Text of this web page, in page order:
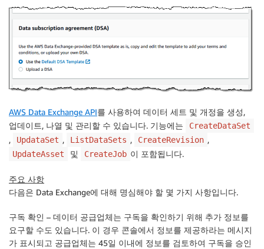
AWS Data Exchange API를 사용하여 데이터 세트 및 개정을 생성,
업데이트, 나열 및 관리할 수 있습니다. 기능에는
CreateDataSet
, UpdataSet , ListDataSets , CreateRevision ,
UpdateAsset 및 CreateJob 이 포함됩니다.
주요 사항
다음은 Data Exchange에 대해 명심해야 할 몇 가지 사항입니다.
구독 확인 – 데이터 공급업체는 구독을 확인하기 위해 추가 정보를
요구할 수도 있습니다. 이 경우 콘솔에서 정보를 제공하라는 메시지
가 표시되고 공급업체는 45일 이내에 정보를 검토하여 구독을 승인